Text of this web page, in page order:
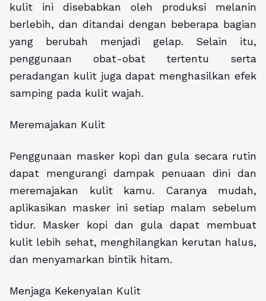
kulit ini disebabkan oleh produksi melanin
berlebih, dan ditandai dengan beberapa bagian
yang berubah menjadi gelap. Selain itu,
penggunaan obat-obat tertentu serta
peradangan kulit juga dapat menghasilkan efek
samping pada kulit wajah.
Meremajakan Kulit
Penggunaan masker kopi dan gula secara rutin
dapat mengurangi dampak penuaan dini dan
meremajakan kulit kamu. Caranya mudah,
aplikasikan masker ini setiap malam sebelum
tidur. Masker kopi dan gula dapat membuat
kulit lebih sehat, menghilangkan kerutan halus,
dan menyamarkan bintik hitam.
Menjaga Kekenyalan Kulit